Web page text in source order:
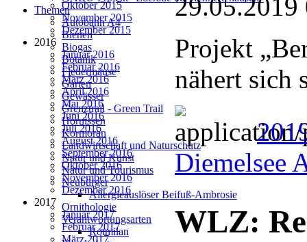
Themen
Autobahn A4
Bienen
Biogas
Botanik
Fledermäuse
Garten
Gewässer
Grenztrail - Green Trail
Hornissen
Kormoran
Landwirtschaft und Naturschutz
Natur und Kunst
Natur und Tourismus
Neubürger
Allergieauslöser Beifuß-Ambrosie
Ornithologie
Verantwortungsarten
Rotmilan
Oktober 2015
November 2015
Dezember 2015
2016
Januar 2016
Februar 2016
März 2016
April 2016
Mai 2016
Juni 2016
Juli 2016
August 2016
September 2016
Oktober 2016
November 2016
Dezember 2016
2017
Januar 2017
Februar 2017
März 2017
29.05.2019
Projekt
nähert sich
Diemelsee
WLZ: